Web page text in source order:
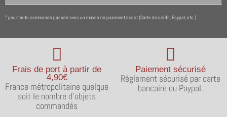
* pour toute commande passée avec un moyen de paiement direct (Carte de crédit, Paypal, etc.)
Frais de port à partir de
4,90€
France métropolitaine quelque
soit le nombre d'objets
commandés
Paiement sécurisé
Règlement sécurisé par carte
bancaire ou Paypal.